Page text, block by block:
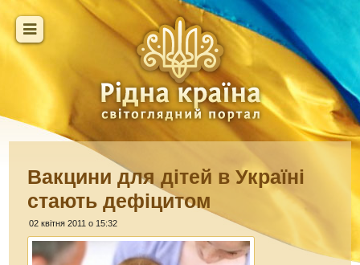
Вакцини для дітей в Україні
стають дефіцитом
02 квітня 2011 о 15:32